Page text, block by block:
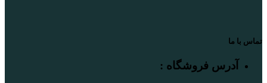
تماس با ما
آدرس فروشگاه :